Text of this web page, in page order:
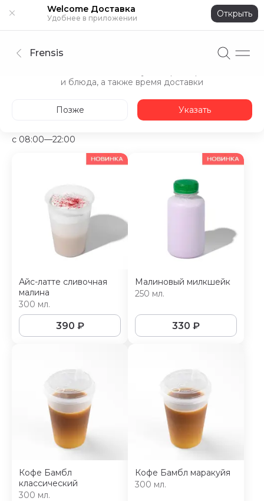
Welcome Доставка
Удобнее в приложении Открыть
Завтраки весь день Фирменные
c 08:00—22:00
Айс-латте сливочная
малина
300 мл.
390 ₽
Малиновый милкшейк
250 мл.
330 ₽
Кофе Бамбл
классический
300 мл.
Кофе Бамбл маракуйя
300 мл.
Frensis
и блюда, а также время доставки
Позже Указать